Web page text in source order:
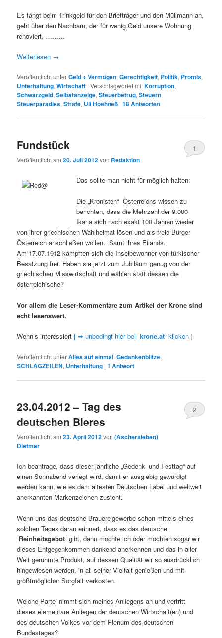
Es fängt beim Trinkgeld für den Briefträger und den Müllmann an,
geht über den Nachbarn, der für wenig Geld unsere Wohnung
renoviert, ………
Weiterlesen →
Veröffentlicht unterGeld + Vermögen,Gerechtigkeit, Politik, Promis,
Unterhaltung,Wirtschaft |Verschlagwortet mitKorruption,
Schwarzgeld,Selbstanzeige,Steuerbetrug,Steuern,
Steuerparadies,Strafe, Uli Hoehneß |18Antworten
Fundstück
Veröffentlicht am20. Juli 2012von Redaktion
1
Das sollte man nicht für möglich halten:
Die „Kronisten“ Österreichs wissen zu
berichten, dass die Mehrzahl der 9.000
Ikaria sich nach exakt 100 Jahren wieder
von ihrer griechischen Wahlheimat lösen und als freie Bürger
Österreich anschließen wollen. Samt ihres Eilands.
Am 17.07.1912 kämpften sich die Inselbewohner von türkischer
Besatzung frei. Haben sie jetzt zum Jubiläum genug von der
griechischen Misswirtschaft und wählen statt dessen die
österreichische?
Vor allem die Leser-Kommentare zum Artikel der Krone sind
echt lesenswert.
Wenn’s interessiert[ ➡ unbedingt hier beikrone.at klicken ]
Veröffentlicht unterAlles auf einmal,Gedankenblitze,
SCHLAGZEILEN, Unterhaltung |1 Antwort
23.04.2012 – Tag des
deutschen Bieres
Veröffentlicht am23. April 2012von(Aschersleben)
Dietmar
2
Ich beantrage, dass dieser jährliche „Gedenk- und Festtag“ auf
einen Sonnabend verlegt wird, damit er ausgiebig gewürdigt
werden kann, wie es dem ältesten Deutschen Label und weltweit
anerkannten Markenzeichen zusteht.
Wenn uns das deutsche Brauereigewerbe schon mittels eines
solchen Tages daran erinnert, dass es das deutsche
Reinheitsgebot gibt, dann möchte ich oder möchten sogar wir
dieses Entgegenkommen dankend anerkennen und das in aller
Welt gerühmte Produkt, auf dessen Qualität wir so ausdrücklich
hingewiesen werden, in all seiner Vielfalt genießen und mit
größtmöglicher Sorgfalt verkosten.
Welche Partei nimmt sich meines Anliegens an und vertritt
dieses elementare Anliegen der deutschen Wirtschaft(en) und
des deutschen Volkes vor dem Plenum des deutschen
Bundestages?